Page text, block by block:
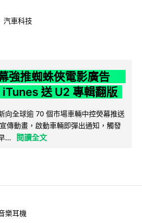
汽車科技
強推蜘蛛俠電影廣告
送 U2 專輯翻版
向全球逾 70 個市場車輛中控熒幕推送
傳動畫，啟動車輛即彈出通知，觸發
...
閱讀全文
樂耳機